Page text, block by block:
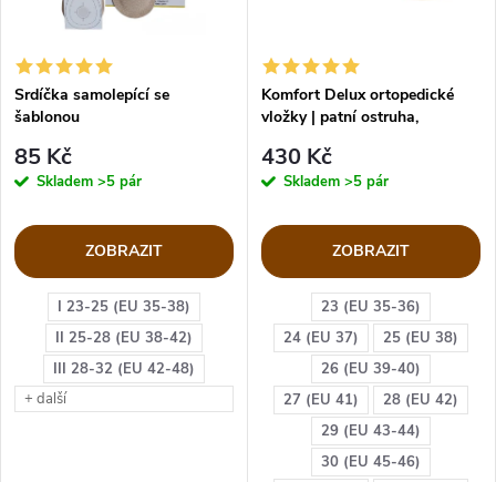
I 23-25 (EU 35-38)
II 25-28 (EU 38-42)
III 28-32 (EU 42-48)
+ další
Srdíčka samolepící se
šablonou
85 Kč
Skladem >5 pár
ZOBRAZIT
23 (EU 35-36)
24 (EU 37)
25 (EU 38)
26 (EU 39-40)
27 (EU 41)
28 (EU 42)
29 (EU 43-44)
30 (EU 45-46)
Komfort Delux ortopedické
vložky | patní ostruha,
430 Kč
Skladem >5 pár
ZOBRAZIT